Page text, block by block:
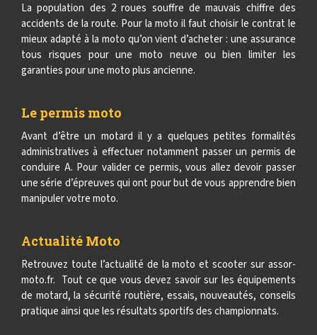
La population des 2 roues souffre de mauvais chiffre des
accidents de la route. Pour la moto il faut choisir le contrat le
mieux adapté à la moto qu’on vient d’acheter : une assurance
tous risques pour une moto neuve ou bien limiter les
garanties pour une moto plus ancienne.
Le permis moto
Avant d’être un motard il y a quelques petites formalités
administratives à effectuer notamment passer un permis de
conduire A. Pour valider ce permis, vous allez devoir passer
une série d’épreuves qui ont pour but de vous apprendre bien
manipuler votre moto.
Actualité Moto
Retrouvez toute l’actualité de la moto et scooter sur assor-
moto.fr. Tout ce que vous devez savoir sur les équipements
de motard, la sécurité routière, essais, nouveautés, conseils
pratique ainsi que les résultats sportifs des championnats.